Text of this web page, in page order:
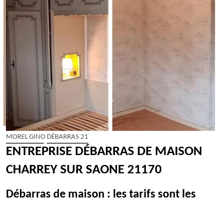
MOREL GINO DÉBARRAS 21
ENTREPRISE DÉBARRAS DE MAISON
CHARREY SUR SAONE 21170
Débarras de maison : les tarifs sont les